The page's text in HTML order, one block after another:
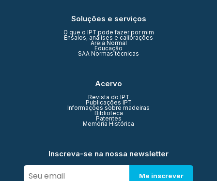
Soluções e serviços
O que o IPT pode fazer por mim
Ensaios, análises e calibrações
Areia Normal
Educação
SAA Normas técnicas
Acervo
Revista do IPT
Publicações IPT
Informações sobre madeiras
Biblioteca
Patentes
Memória Histórica
Inscreva-se na nossa newsletter
Me inscrever